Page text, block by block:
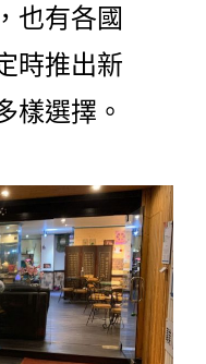
也有各國
時推出新
樣選擇。